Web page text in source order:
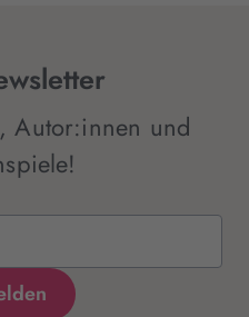
Autor:innen und